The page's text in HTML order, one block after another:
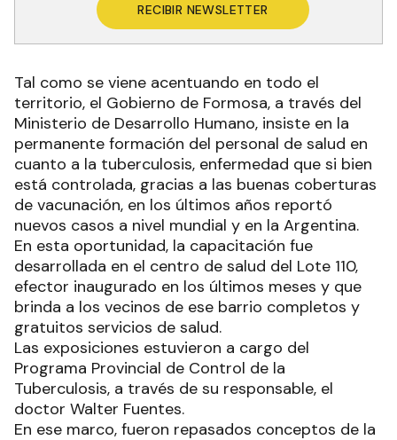
RECIBIR NEWSLETTER
Tal como se viene acentuando en todo el
territorio, el Gobierno de Formosa, a través del
Ministerio de Desarrollo Humano, insiste en la
permanente formación del personal de salud en
cuanto a la tuberculosis, enfermedad que si bien
está controlada, gracias a las buenas coberturas
de vacunación, en los últimos años reportó
nuevos casos a nivel mundial y en la Argentina.
En esta oportunidad, la capacitación fue
desarrollada en el centro de salud del Lote 110,
efector inaugurado en los últimos meses y que
brinda a los vecinos de ese barrio completos y
gratuitos servicios de salud.
Las exposiciones estuvieron a cargo del
Programa Provincial de Control de la
Tuberculosis, a través de su responsable, el
doctor Walter Fuentes.
En ese marco, fueron repasados conceptos de la